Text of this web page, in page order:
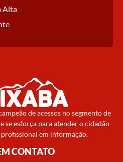
Alta
de acessos no segmento de
se esforça para atender o cidadão
profissional em informação.
CONTATO